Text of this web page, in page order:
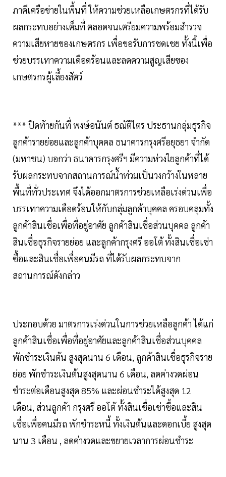
ภาคีเครือข่ายในพื้นที่ ให้ความช่วยเหลือเกษตรกรที่ได้รับ
ผลกระทบอย่างเต็มที่ ตลอดจนเตรียมความพร้อมสำรวจ
ความเสียหายของเกษตรกร เพื่อขอรับการชดเชย ทั้งนี้เพื่อ
ช่วยบรรเทาความเดือดร้อนและลดความสูญเสียของ
เกษตรกรผู้เลี้ยงสัตว์
*** ปิดท้ายกันที่ พงษ์อนันต์ ธณัติไตร ประธานกลุ่มธุรกิจ
ลูกค้ารายย่อยและลูกค้าบุคคล ธนาคารกรุงศรีอยุธยา จำกัด
(มหาชน) บอกว่า ธนาคารกรุงศรีฯ มีความห่วงใยลูกค้าที่ได้
รับผลกระทบจากสถานการณ์น้ำท่วมเป็นวงกว้างในหลาย
พื้นที่ทั่วประเทศ จึงได้ออกมาตรการช่วยเหลือเร่งด่วนเพื่อ
บรรเทาความเดือดร้อนให้กับกลุ่มลูกค้าบุคคล ครอบคลุมทั้ง
ลูกค้าสินเชื่อเพื่อที่อยู่อาศัย ลูกค้าสินเชื่อส่วนบุคคล ลูกค้า
สินเชื่อธุรกิจรายย่อย และลูกค้ากรุงศรี ออโต้ ทั้งสินเชื่อเช่า
ซื้อและสินเชื่อเพื่อคนมีรถ ที่ได้รับผลกระทบจาก
สถานการณ์ดังกล่าว
ประกอบด้วย มาตรการเร่งด่วนในการช่วยเหลือลูกค้า ได้แก่
ลูกค้าสินเชื่อเพื่อที่อยู่อาศัยและลูกค้าสินเชื่อส่วนบุคคล
พักชำระเงินต้น สูงสุดนาน 6 เดือน, ลูกค้าสินเชื่อธุรกิจราย
ย่อย พักชำระเงินต้นสูงสุดนาน 6 เดือน, ลดค่างวดผ่อน
ชำระต่อเดือนสูงสุด 85% และผ่อนชำระได้สูงสุด 12
เดือน, ส่วนลูกค้า กรุงศรี ออโต้ ทั้งสินเชื่อเช่าซื้อและสิน
เชื่อเพื่อคนมีรถ พักชำระหนี้ ทั้งเงินต้นและดอกเบี้ย สูงสุด
นาน 3 เดือน , ลดค่างวดและขยายเวลาการผ่อนชำระ